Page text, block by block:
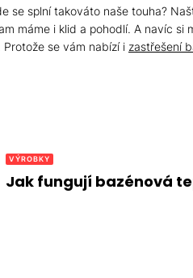
se splní takováto naše touha?
máme i klid a pohodlí. A navíc
se vám nabízí i zastřešení
VÝROBKY
Jak fungují bazénová